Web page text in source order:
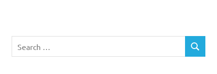
for:
SEARCH